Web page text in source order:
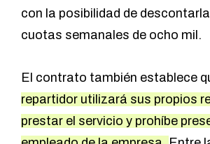
con la posibilidad de
cuotas semanales de ocho mil.
El contrato también establece
repartidor utilizará sus propios
prestar el servicio y prohíbe